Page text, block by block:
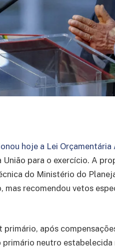
hoje a Lei Orçamentária
União para o exercício. A
do Ministério do
mas recomendou vetos
após
neutro estabelecida